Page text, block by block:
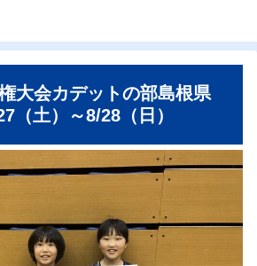
大会カデットの部島根県
（土）～8/28（日）